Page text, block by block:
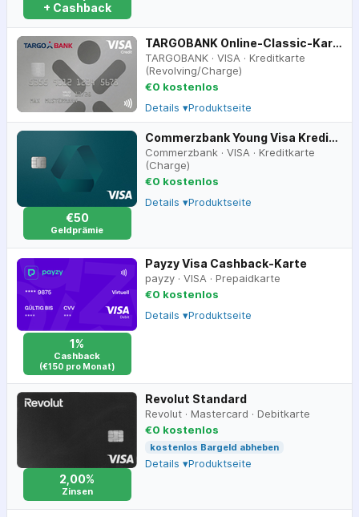
+ Cashback
TARGOBANK Online-Classic-Karte
TARGOBANK · VISA · Kreditkarte
(Revolving/Charge)
€0 kostenlos
Details ▾Produktseite
€50
Geldprämie
Commerzbank Young Visa Kreditkarte
Commerzbank · VISA · Kreditkarte
(Charge)
€0 kostenlos
Details ▾Produktseite
1%
Cashback
(€150 pro Monat)
Payzy Visa Cashback-Karte
payzy · VISA · Prepaidkarte
€0 kostenlos
Details ▾Produktseite
2,00%
Zinsen
Revolut Standard
Revolut · Mastercard · Debitkarte
€0 kostenlos
kostenlos Bargeld abheben
Details ▾Produktseite